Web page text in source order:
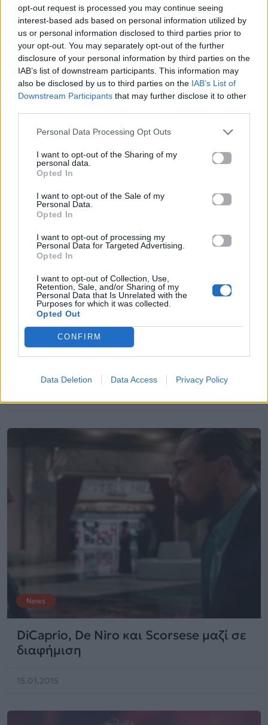
opt-out request is processed you may continue seeing
interest-based ads based on personal information utilized by
us or personal information disclosed to third parties prior to
your opt-out. You may separately opt-out of the further
disclosure of your personal information by third parties on the
IAB’s list of downstream participants. This information may
also be disclosed by us to third parties on the IAB’s List of
Downstream Participants that may further disclose it to other
Personal Data Processing Opt Outs
I want to opt-out of the Sharing of my
personal data.
Opted In
I want to opt-out of the Sale of my
Personal Data.
Opted In
I want to opt-out of processing my
Personal Data for Targeted Advertising.
Opted In
I want to opt-out of Collection, Use,
Retention, Sale, and/or Sharing of my
Personal Data that Is Unrelated with the
Purposes for which it was collected.
Opted Out
CONFIRM
Data Deletion Data Access Privacy Policy
Cinema
Ο Martin Scorsese σκηνοθετεί DiCaprio
και Jennifer Lawrence και το suspense
απογειώνεται
22.09.2025
Cinema
«Midnight Vendetta»: Η επόμενη
News
DiCaprio, De Niro και Scorsese μαζί σε
διαφήμιση
15.01.2015